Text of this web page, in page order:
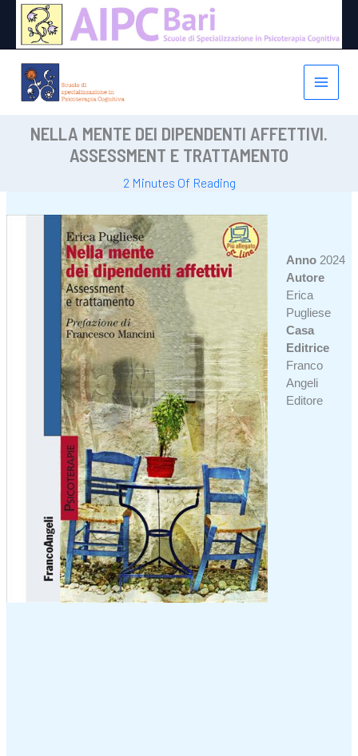
contenuto
NELLA MENTE DEI DIPENDENTI AFFETTIVI.
ASSESSMENT E TRATTAMENTO
2 Minutes Of Reading
Anno2024
Autore
Erica
Pugliese
Casa
Editrice
Franco
Angeli
Editore